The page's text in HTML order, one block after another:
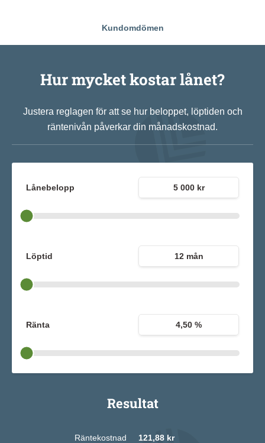
Kundomdömen
Hur mycket kostar lånet?
Justera reglagen för att se hur beloppet, löptiden och
räntenivån påverkar din månadskostnad.
Lånebelopp 5 000 kr
Löptid 12 mån
Ränta 4,50 %
Resultat
Räntekostnad 121,88 kr